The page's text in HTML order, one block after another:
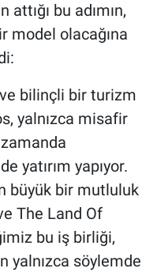
bu adımın,
model olacağına
bilinçli bir turizm
yalnızca misafir
yatırım yapıyor.
büyük bir mutluluk
The Land Of
bu iş birliği,
yalnızca söylemde